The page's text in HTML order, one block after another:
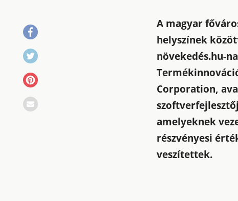
A magyar
helyszínek
növekedés.hu-
Corporation,
amelyeknek
részvényesi
veszítettek.